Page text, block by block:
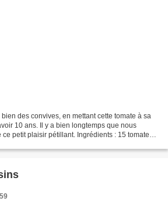
des convives, en mettant cette tomate à sa
10 ans. Il y a bien longtemps que nous
petit plaisir pétillant. Ingrédients : 15 tomates-